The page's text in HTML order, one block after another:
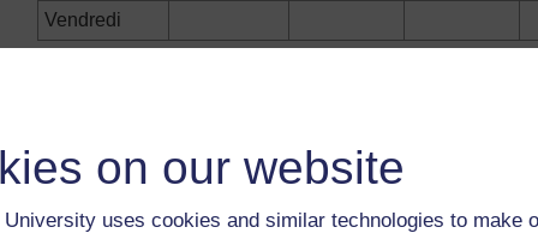
on our website
University uses cookies and similar technologies to make
Vendredi
Ressource 1 : Problèmes pour trouver de l’eau